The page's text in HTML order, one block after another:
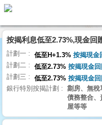
代
理
主
頁
搵
樓/
交
按揭利息低至2.73%,現金回
計劃一 低至H+1.3% 按揭現金
計劃二 低至2.73% 按揭現金
計劃三 低至2.73% 按揭現金
銀行特別按揭計劃
劏房、無稅
債務整合、
屋等等